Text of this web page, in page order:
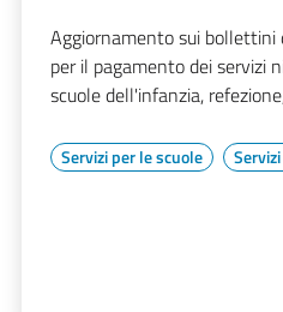
Aggiornamento sui bollettini
per il pagamento dei servizi
scuole dell'infanzia,
Servizi per le scuole